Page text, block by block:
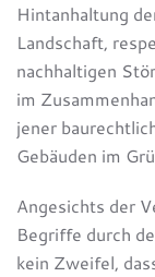
Hintanhaltung
Landschaft,
nachhaltigen
im
jener
Gebäuden im
Angesichts der
Begriffe durch
kein Zweifel,